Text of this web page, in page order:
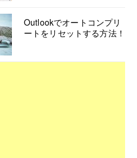
Outlookでオートコンプリ
ートをリセットする方法！